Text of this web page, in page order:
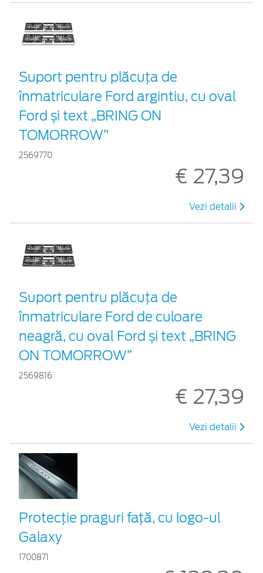
Suport pentru plăcuța de
înmatriculare Ford argintiu, cu oval
Ford și text „BRING ON
TOMORROW”
2569770
€ 27,39
Vezi detalii
Suport pentru plăcuța de
înmatriculare Ford de culoare
neagră, cu oval Ford și text „BRING
ON TOMORROW”
2569816
€ 27,39
Vezi detalii
Protecţie praguri faţă, cu logo-ul
Galaxy
1700871